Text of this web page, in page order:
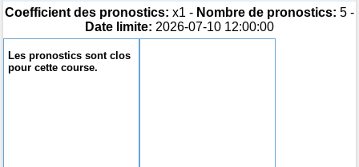
Coefficient des pronostics: x1 - Nombre de pronostics: 5 -
Date limite: 2026-07-10 12:00:00
Les pronostics sont clos
pour cette course.